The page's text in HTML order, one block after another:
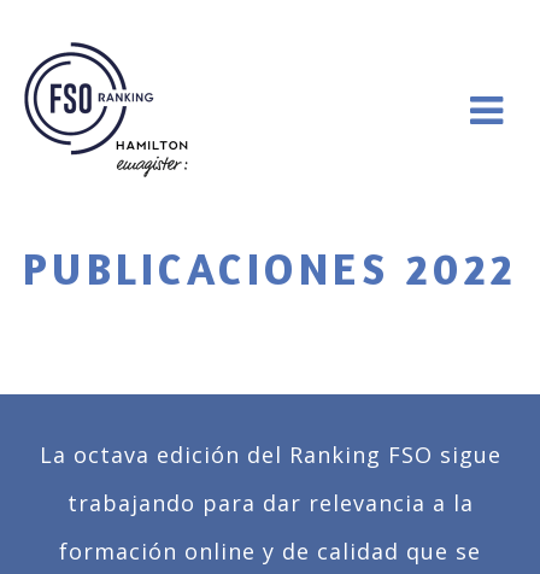
PUBLICACIONES 2022
La octava edición del Ranking FSO sigue
trabajando para dar relevancia a la
formación online y de calidad que se